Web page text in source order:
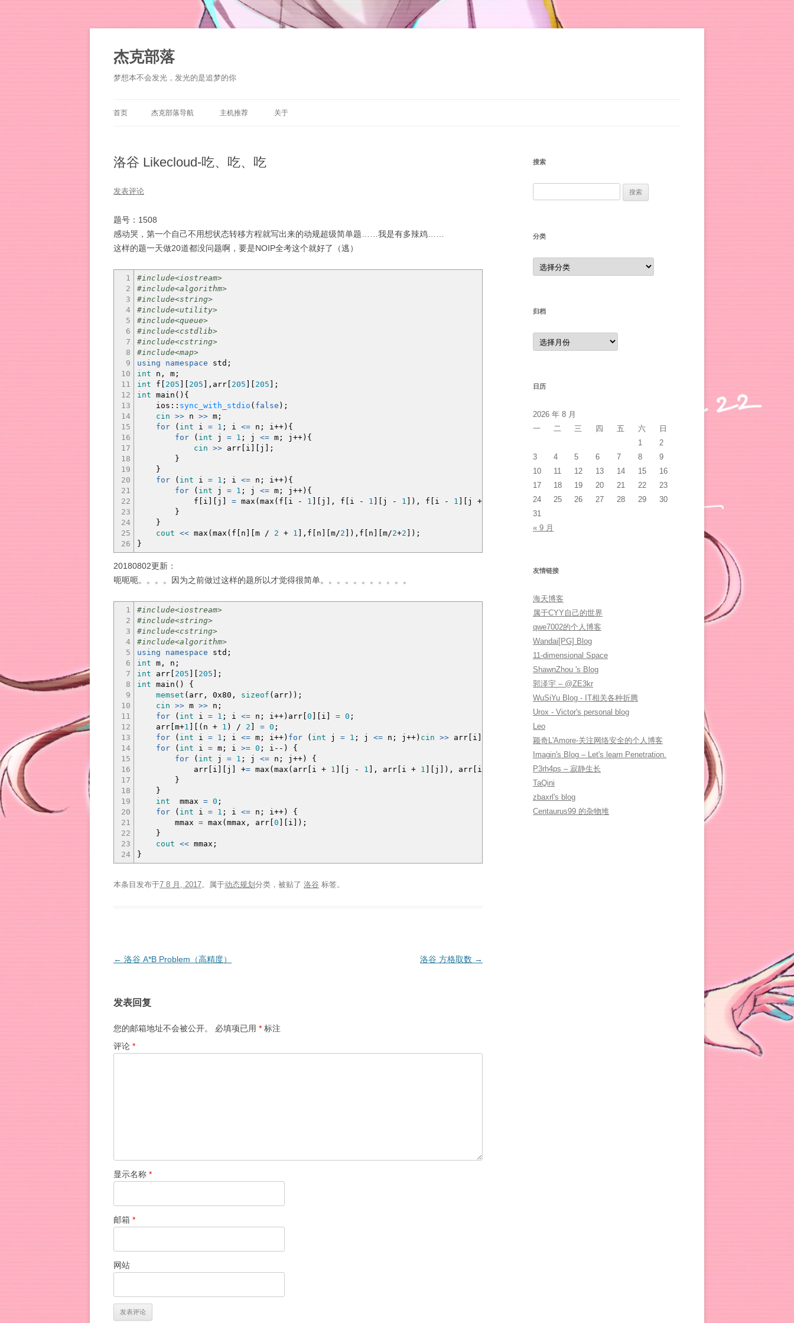
杰克部落
梦想本不会发光，发光的是追梦的你
首页 杰克部落导航 主机推荐 关于
洛谷 Likecloud-吃、吃、吃
发表评论
题号：1508
感动哭，第一个自己不用想状态转移方程就写出来的动规超级简单题……我是有多辣鸡……
这样的题一天做20道都没问题啊，要是NOIP全考这个就好了（逃）
1
2
3
4
5
6
7
8
9
10
11
12
13
14
15
16
17
18
19
20
21
22
23
24
25
26
#include<iostream>
#include<algorithm>
#include<string>
#include<utility>
#include<queue>
#include<cstdlib>
#include<cstring>
#include<map>
using
namespace std ;
int n, m ;
int f 205 205 ,arr 205 205
;
int main ( ) {
ios :: sync_with_stdio ( false ) ;
cin >> n >> m ;
for
( int i = 1 ; i <= n ; i++) {
for
( int j = 1 ; j <= m ; j ++) {
cin >> arr i j
;
}
}
for
( int i = 1 ; i <= n ; i++) {
for
( int j = 1 ; j <= m ; j ++) {
f
i j = max ( max ( f i - 1 j , f i - 1 j - 1 ) , f i - 1 j + [i] ];
}
}
cout << max ( max ( f n m / 2 + 1 ,f n m/2 ) ,f n m/2+2 ) ;
}
20180802更新：
呃呃呃。。。。因为之前做过这样的题所以才觉得很简单。。。。。。。。。。。
1
2
3
4
5
6
7
8
9
10
11
12
13
14
15
16
17
18
19
20
21
22
23
24
#include<iostream>
#include<string>
#include<cstring>
#include<algorithm>
using
namespace std ;
int m, n ;
int arr 205 205
;
int main ( )
{
memset ( arr, 0x80 , sizeof ( arr) ) ;
cin >> m >> n ;
for
( int i = 1 ; i <= n ; i++) arr 0 i = 0 ;
arr m+1 ( n + 1 ) / 2 = 0 ;
for
( int i = 1 ; i <= m ; i++) for ( int j = 1 ; j <= n ; j ++) cin >> arr i
for
( int i = m ; i >= 0 ; i -- )
{
for
( int j = 1 ; j <= n ; j ++)
{
arr i j += max ( max ( arr i + 1 j - 1 , arr i + 1 j ) , arr i 1]);
}
}
int mmax = 0 ;
for
( int i = 1 ; i <= n ; i++)
{
mmax = max ( mmax, arr 0 i ) ;
}
cout << mmax ;
}
本条目发布于7 8 月, 2017。属于动态规划 分类，被贴了 洛谷 标签。
文
航
← 洛谷 A*B Problem（高精度） 洛谷 方格取数 →
发表回复
您的邮箱地址不会被公开。 必填项已用 * 标注
评论 *
显示名称 *
邮箱 *
网站
搜索
分类
分
类
归档
归
档
日历
2026 年 8 月
一
二 三 四 五 六
日
1
2
3
4 5 6 7 8
9
10
11 12 13 14 15
16
17
18 19 20 21 22
23
24
25 26 27 28 29
30
31
« 9 月
友情链接
海天博客
属于CYY自己的世界
qwe7002的个人博客
Wandai[PG] Blog
11-dimensional Space
ShawnZhou 's Blog
郭泽宇 – @ZE3kr
WuSiYu Blog - IT相关各种折腾
Urox - Victor's personal blog
Leo
颖奇L'Amore-关注网络安全的个人博客
Imagin's Blog – Let's learn Penetration.
P3rh4ps – 寂静生长
TaQini
zbaxrl's blog
Centaurus99 的杂物堆